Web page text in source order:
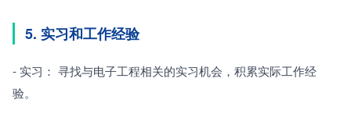
5. 实习和工作经验
- 实习： 寻找与电子工程相关的实习机会，积累实际工作经
验。